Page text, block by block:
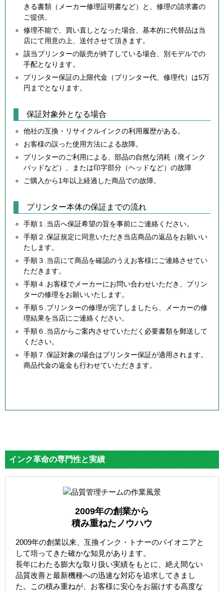
きる書類（メーカー修理証明書など）と、修理の請求書の
ご提供。
修理不能で、買い直しとなった場合、基本的に代替品は当
店にて用意の上、送付させて頂きます。
該当プリンターの販売が終了している場合、別モデルでの
手配となります。
プリンター保証の上限代金（プリンター代、修理代）は5万
円までとなります。
保証対象外となる場合
他社の互換・リサイクルインクの利用履歴がある。
お客様の誤った使用方法による故障。
プリンターのご利用による、部品の自然な消耗（廃インク
パッドなど）、または印字部分（ヘッドなど）の故障
ご購入から1年以上経過した商品での故障。
プリンター本体の保証までの流れ
手順１.当店へ保証希望の旨を事前にご連絡ください。
手順２.保証規定に同意いただき当店商品の返品をお願いい
たします。
手順３.当店にて商品を確認のうえお客様にご連絡させてい
ただきます。
手順４.お客様でメーカーにお問い合わせいただき、プリン
ターの修理をお願いいたします。
手順５.プリンターの修理が完了しましたら、メーカーの修
理結果を当店にご連絡ください。
手順６.当店からご案内させていただく必要書類を郵送して
ください。
手順７.保証対象の場合はプリンター保証が適用されます。
商品代金の返金も行わせていただきます。
インク革命の専門性と実績
2009年の創業から
積み重ねたノウハウ
2009年の創業以来、互換インク・トナーのパイオニアと
して培ってきた確かな知見があります。
長年にわたる膨大な取り扱い実績をもとに、絶え間ない
品質改善と最新機種への迅速な対応を追求してきまし
た。この積み重ねが、お客様に安心をお届けする高度な